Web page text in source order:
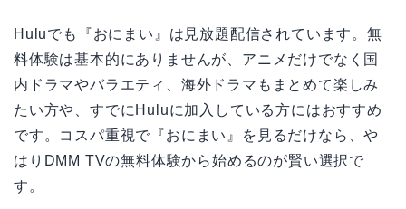
Huluでも『おにまい』は見放題配信されています。無
料体験は基本的にありませんが、アニメだけでなく国
内ドラマやバラエティ、海外ドラマもまとめて楽しみ
たい方や、すでにHuluに加入している方にはおすすめ
です。コスパ重視で『おにまい』を見るだけなら、や
はりDMM TVの無料体験から始めるのが賢い選択で
す。